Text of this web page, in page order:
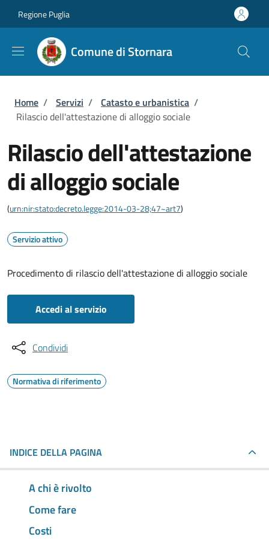
Regione Puglia
Comune di Stornara
Briciole di pane
Home / Servizi / Catasto e urbanistica /
Rilascio dell'attestazione di alloggio sociale
Rilascio dell'attestazione
di alloggio sociale
(urn:nir:stato:decreto.legge:2014-03-28;47~art7)
Servizio attivo
Procedimento di rilascio dell'attestazione di alloggio sociale
Accedi al servizio
Condividi
Normativa di riferimento
INDICE DELLA PAGINA
A chi è rivolto
Come fare
Costi